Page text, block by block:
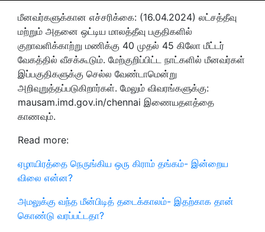
மீனவர்களுக்கான எச்சரிக்கை: (16.04.2024) லட்சத்தீவு
மற்றும் அதனை ஒட்டிய மாலத்தீவு பகுதிகளில்
குறாவளிக்காற்று மணிக்கு 40 முதல் 45 கிலோ மீட்டர்
வேகத்தில் வீசக்கூடும். மேற்குறிப்பிட்ட நாட்களில் மீனவர்கள்
இப்பகுதிகளுக்கு செல்ல வேண்டாமென்று
அறிவுறுத்தப்படுகிறார்கள். மேலும் விவரங்களுக்கு:
mausam.imd.gov.in/chennai இணையதளத்தை
காணவும்.
Read more:
ஏழாயிரத்தை நெருங்கிய ஒரு கிராம் தங்கம்- இன்றைய
விலை என்ன?
அமலுக்கு வந்த மீன்பிடித் தடைக்காலம்- இதற்காக தான்
கொண்டு வரப்பட்டதா?